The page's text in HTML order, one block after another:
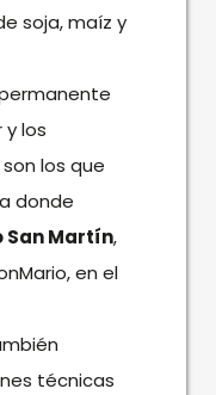
soja, maíz y
los
los que
donde
San Martín,
en el
técnicas